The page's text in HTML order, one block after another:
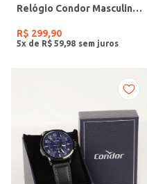
Relógio Condor Masculino PRETO
R$ 299,90
5x de R$ 59 98